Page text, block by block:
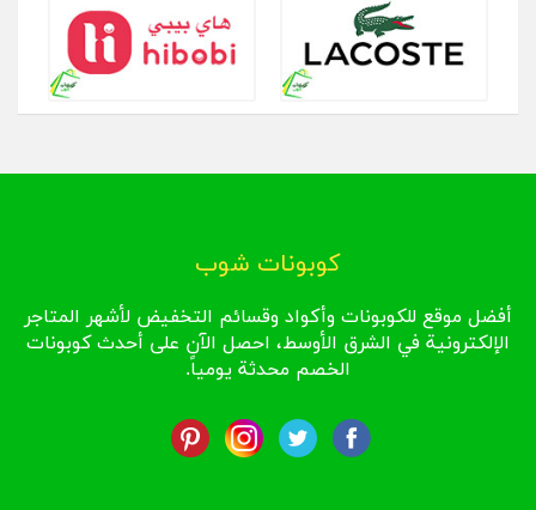
كوبونات شوب
أفضل موقع للكوبونات وأكواد وقسائم التخفيض لأشهر المتاجر
الإلكترونية في الشرق الأوسط، احصل الآن على أحدث كوبونات
الخصم محدثة يومياً.